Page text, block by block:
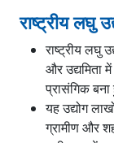
राष्ट्रीय लघु
राष्ट्रीय लघु
और उद्यमिता
प्रासंगिक
यह उद्योग
ग्रामीण और